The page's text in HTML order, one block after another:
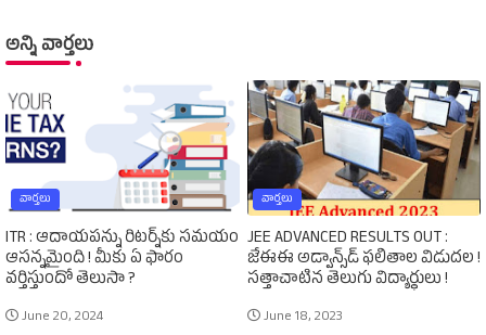
అన్ని వార్తలు
వార్తలు
ITR : ఆదాయపన్ను రిటర్న్‌కు సమయం
ఆసన్నమైంది ! మీకు ఏ ఫారం
వర్తిస్తుందో తెలుసా ?
June 20, 2024
వార్తలు
JEE ADVANCED RESULTS OUT :
జేఈఈ అడ్వాన్స్‌డ్‌ ఫలితాల విడుదల !
సత్తాచాటిన తెలుగు విద్యార్థులు !
June 18, 2023